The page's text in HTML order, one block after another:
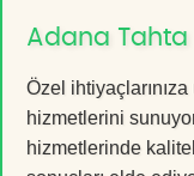
Adana Tahta
Özel
hizmetlerini
hizmetlerinde